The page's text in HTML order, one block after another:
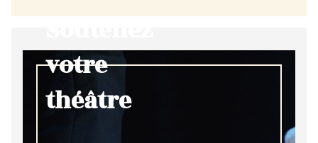
votre
théâtre